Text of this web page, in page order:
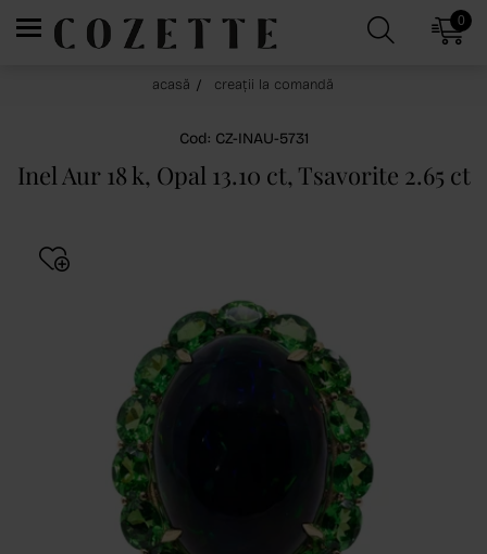
0
acasă creații la comandă
Cod: CZ-INAU-5731
Inel Aur 18 k, Opal 13.10 ct, Tsavorite 2.65 ct